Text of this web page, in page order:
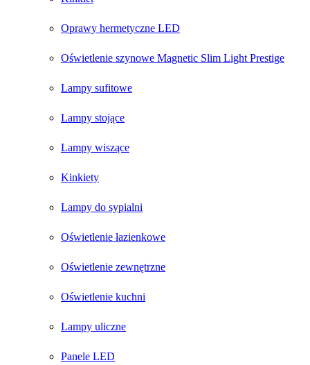
Oprawy hermetyczne LED
Oświetlenie szynowe Magnetic Slim Light Prestige
Lampy sufitowe
Lampy stojące
Lampy wiszące
Kinkiety
Lampy do sypialni
Oświetlenie łazienkowe
Oświetlenie zewnętrzne
Oświetlenie kuchni
Lampy uliczne
Panele LED